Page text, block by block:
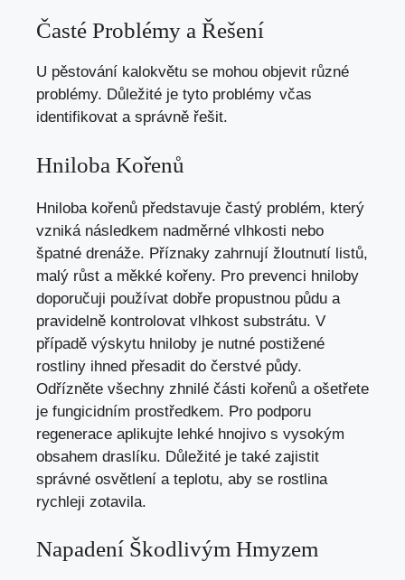
Časté Problémy a Řešení
U pěstování kalokvětu se mohou objevit různé
problémy. Důležité je tyto problémy včas
identifikovat a správně řešit.
Hniloba Kořenů
Hniloba kořenů představuje častý problém, který
vzniká následkem nadměrné vlhkosti nebo
špatné drenáže. Příznaky zahrnují žloutnutí listů,
malý růst a měkké kořeny. Pro prevenci hniloby
doporučuji používat dobře propustnou půdu a
pravidelně kontrolovat vlhkost substrátu. V
případě výskytu hniloby je nutné postižené
rostliny ihned přesadit do čerstvé půdy.
Odřízněte všechny zhnilé části kořenů a ošetřete
je fungicidním prostředkem. Pro podporu
regenerace aplikujte lehké hnojivo s vysokým
obsahem draslíku. Důležité je také zajistit
správné osvětlení a teplotu, aby se rostlina
rychleji zotavila.
Napadení Škodlivým Hmyzem